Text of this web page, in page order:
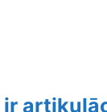
ir